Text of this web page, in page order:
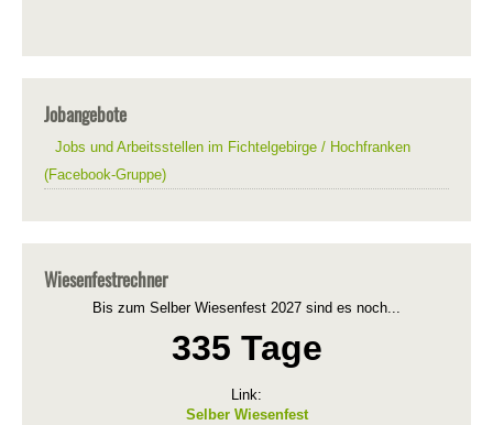
Jobangebote
Jobs und Arbeitsstellen im Fichtelgebirge / Hochfranken
(Facebook-Gruppe)
Wiesenfestrechner
Bis zum Selber Wiesenfest 2027 sind es noch...
335 Tage
Link:
Selber Wiesenfest